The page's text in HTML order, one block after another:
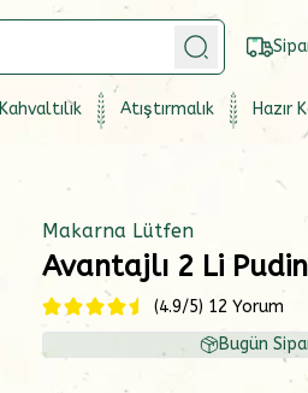
Kahvaltılık Atıştırmalık Hazır
Makarna Lütfen
Avantajlı 2 Li
(4.9/5) 12 Yorum
Bugün